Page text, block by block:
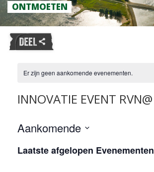
ONTMOETEN
Er zijn geen aankomende evenementen.
INNOVATIE EVENT RVN@
Aankomende
een
Laatste afgelopen Evenementen